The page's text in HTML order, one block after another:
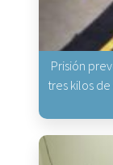
Prisión
tres kilos